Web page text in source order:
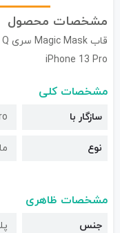
مشخصات محصول
iPhone 13 Pro
مشخصات کلی
سازگار با
نوع
مشخصات ظاهری
جنس